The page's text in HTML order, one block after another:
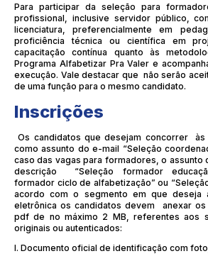
Para participar da seleção para
profissional, inclusive servidor público,
licenciatura, preferencialmente em
proficiência técnica ou científica em
capacitação contínua quanto às
Programa Alfabetizar Pra Valer e
execução. Vale destacar que não serão
de uma função para o mesmo candidato.
Inscrições
Os candidatos que desejam concorrer
como assunto do e-mail “Seleção
caso das vagas para formadores, o assunto
descrição “Seleção formador
formador ciclo de alfabetização” ou
acordo com o segmento em que deseja
eletrônica os candidatos devem anexar
pdf de no máximo 2 MB, referentes aos
originais ou autenticados:
I. Documento oficial de identificação com